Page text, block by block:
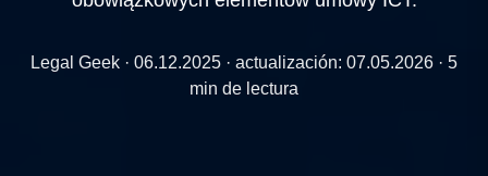
Legal Geek · 06.12.2025 · actualización: 07.05.2026 · 5
min de lectura